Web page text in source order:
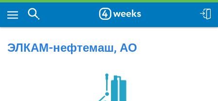
ЭЛКАМ-нефтемаш, АО